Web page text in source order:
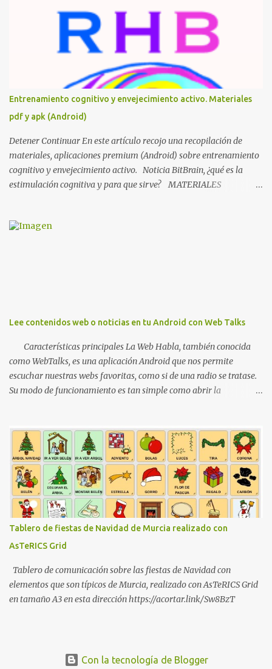
s
Entrenamiento cognitivo y envejecimiento activo. Materiales
pdf y apk (Android)
Detener Continuar En este artículo recojo una recopilación de
materiales, aplicaciones premium (Android) sobre entrenamiento
cognitivo y envejecimiento activo. Noticia BitBrain, ¿qué es la
estimulación cognitiva y para que sirve? MATERIALES
Stimulus Materiales para imprimir o trabajar en el Paint
con un pdf desde ordenador o tablet, lee este artículo de PcWorld
(versiones para Android ) ...
Lee contenidos web o noticias en tu Android con Web Talks
Características principales La Web Habla, también conocida
como WebTalks, es una aplicación Android que nos permite
escuchar nuestras webs favoritas, como si de una radio se tratase.
Su modo de funcionamiento es tan simple como abrir la
favoritas, y la aplicación comenzará a contarnos las últimas
entradas publicadas en dicha web. ¿Cuantas veces no te ha
apetecido, por ejemplo, escuchar "Marca.com" mientras conduces
con el coche?, ¿o escuchar en tus auriculares del móvil "Tenía que
decirlo" camino de la Universidad?, ¿o simplemente escuchar tus
suscripciones de "Google Reader" mientras viajas en Metro o en
autobús? Tecnología WebTalks usa tecnología avanzada que
tus suscripciones, y marcando como leídas las entradas que has
ido escu...
Tablero de fiestas de Navidad de Murcia realizado con
AsTeRICS Grid
Tablero de comunicación sobre las fiestas de Navidad con
elementos que son típicos de Murcia, realizado con AsTeRICS Grid
en tamaño A3 en esta dirección https://acortar.link/Sw8BzT
Con la tecnología de Blogger